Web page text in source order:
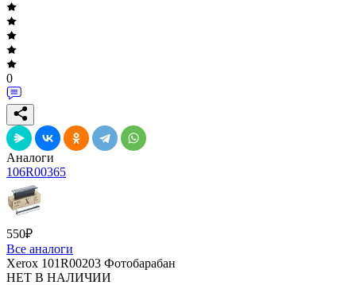
0
Аналоги
106R00365
550₽
Все аналоги
Xerox 101R00203 Фотобарабан
НЕТ В НАЛИЧИИ